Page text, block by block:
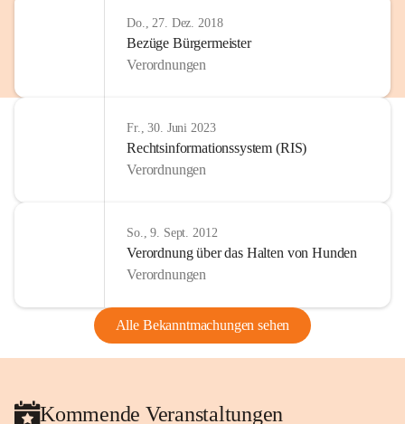
Do., 27. Dez. 2018
Bezüge Bürgermeister
Verordnungen
Fr., 30. Juni 2023
Rechtsinformationssystem (RIS)
Verordnungen
So., 9. Sept. 2012
Verordnung über das Halten von Hunden
Verordnungen
Alle Bekanntmachungen sehen
Kommende Veranstaltungen